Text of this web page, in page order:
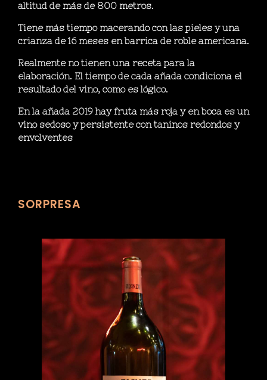
altitud de más de 800 metros.
Tiene más tiempo macerando con las pieles y una
crianza de 16 meses en barrica de roble americana.
Realmente no tienen una receta para la
elaboración. El tiempo de cada añada condiciona el
resultado del vino, como es lógico.
En la añada 2019 hay fruta más roja y en boca es un
vino sedoso y persistente con taninos redondos y
envolventes
SORPRESA